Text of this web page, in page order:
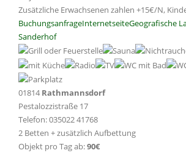
Zusätzliche Erwachsenen zahlen +15€/N,
BuchungsanfrageInternetseiteGeografische
Sanderhof
01814 Rathmannsdorf
Pestalozzistraße 17
Telefon: 035022 41768
2 Betten + zusätzlich Aufbettung
Objekt pro Tag ab:90€